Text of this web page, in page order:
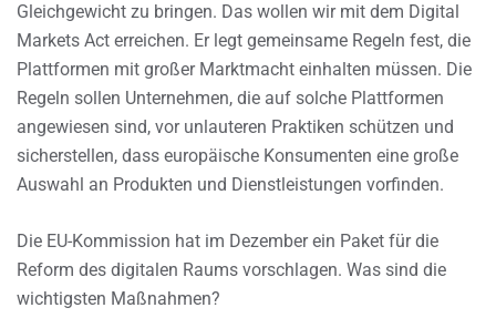
Gleichgewicht zu bringen. Das wollen wir mit dem Digital
Markets Act erreichen. Er legt gemeinsame Regeln fest, die
Plattformen mit großer Marktmacht einhalten müssen. Die
Regeln sollen Unternehmen, die auf solche Plattformen
angewiesen sind, vor unlauteren Praktiken schützen und
sicherstellen, dass europäische Konsumenten eine große
Auswahl an Produkten und Dienstleistungen vorfinden.
Die EU-Kommission hat im Dezember ein Paket für die
Reform des digitalen Raums vorschlagen. Was sind die
wichtigsten Maßnahmen?